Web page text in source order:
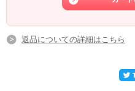
返品についての詳細はこちら